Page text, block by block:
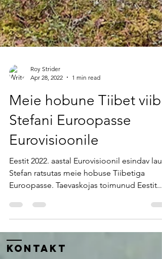
Apr 28, 2022
1 min read
Meie hobune Tiibet viib
Stefani Euroopasse
Eurovisioonile
Eestit 2022. aastal Eurovisioonil esindav
Stefan ratsutas meie hobuse Tiibetiga
Euroopasse. Taevaskojas toimunud Eestit...